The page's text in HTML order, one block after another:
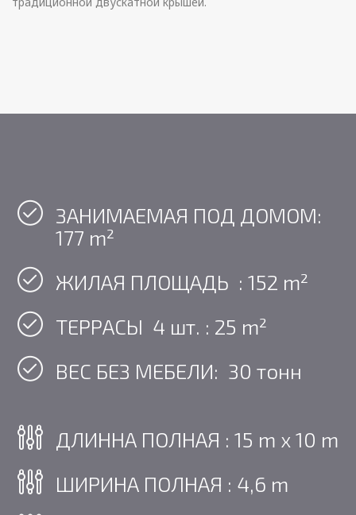
ЗАНИМАЕМАЯ ПОД ДОМОМ:
177 m²
ЖИЛАЯ ПЛОЩАДЬ : 152 m²
ТЕРРАСЫ 4 шт. : 25 m²
ВЕС БЕЗ МЕБЕЛИ: 30 тонн
ДЛИННА ПОЛНАЯ : 15 m х 10 m
ШИРИНА ПОЛНАЯ : 4,6 m